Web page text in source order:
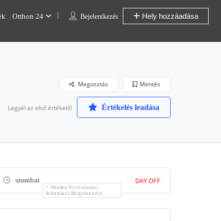
Bejelentkezés Hely hozzáadása
Otthon 24
Mentés
Megosztás
Legyél az első értékelő! Értékelés leadása
szombat DAY OFF
Minden Nyitvatartási
Információ Megjelenítése